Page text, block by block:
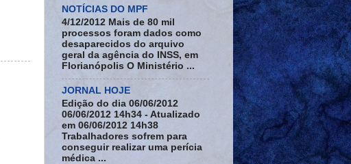
NOTÍCIAS DO MPF
4/12/2012 Mais de 80 mil
processos foram dados como
desaparecidos do arquivo
geral da agência do INSS, em
Florianópolis O Ministério ...
JORNAL HOJE
Edição do dia 06/06/2012
06/06/2012 14h34 - Atualizado
em 06/06/2012 14h38
Trabalhadores sofrem para
conseguir realizar uma perícia
médica ...